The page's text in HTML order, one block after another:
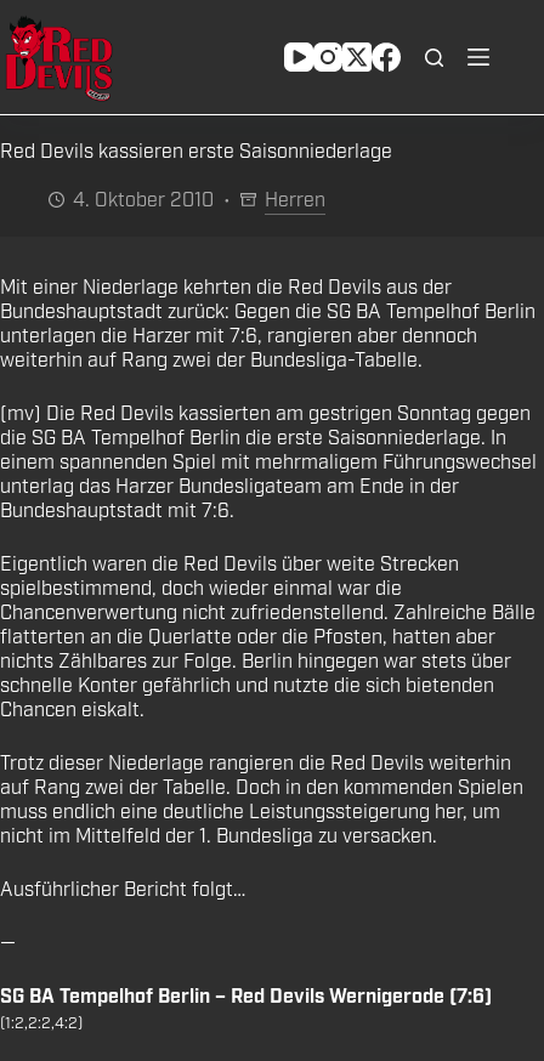
Zum
Inhalt
springen
Red Devils kassieren erste Saisonniederlage
4. Oktober 2010
Herren
Mit einer Niederlage kehrten die Red Devils aus der
Bundeshauptstadt zurück: Gegen die SG BA Tempelhof Berlin
unterlagen die Harzer mit 7:6, rangieren aber dennoch
weiterhin auf Rang zwei der Bundesliga-Tabelle.
(mv) Die Red Devils kassierten am gestrigen Sonntag gegen
die SG BA Tempelhof Berlin die erste Saisonniederlage. In
einem spannenden Spiel mit mehrmaligem Führungswechsel
unterlag das Harzer Bundesligateam am Ende in der
Bundeshauptstadt mit 7:6.
Eigentlich waren die Red Devils über weite Strecken
spielbestimmend, doch wieder einmal war die
Chancenverwertung nicht zufriedenstellend. Zahlreiche Bälle
flatterten an die Querlatte oder die Pfosten, hatten aber
nichts Zählbares zur Folge. Berlin hingegen war stets über
schnelle Konter gefährlich und nutzte die sich bietenden
Chancen eiskalt.
Trotz dieser Niederlage rangieren die Red Devils weiterhin
auf Rang zwei der Tabelle. Doch in den kommenden Spielen
muss endlich eine deutliche Leistungssteigerung her, um
nicht im Mittelfeld der 1. Bundesliga zu versacken.
Ausführlicher Bericht folgt…
—
SG BA Tempelhof Berlin – Red Devils Wernigerode (7:6)
(1:2,2:2,4:2)